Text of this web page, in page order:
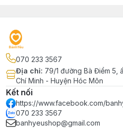
070 233 3567
Địa chỉ: 79/1 đường Bà Điểm 5,
Chí Minh - Huyện Hóc Môn
Kết nối
https://www.facebook.com/
070 233 3567
banhyeushop@gmail.com